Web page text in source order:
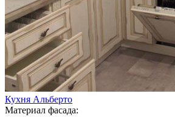
Кухня Альберто
Материал фасада: